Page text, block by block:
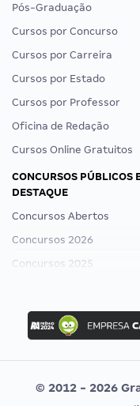
Pós-Graduação
Cursos por Concurso
Cursos por Carreira
Cursos por Estado
Cursos por Professor
Oficina de Redação
Cursos Online Gratuitos
CONCURSOS PÚBLICOS
DESTAQUE
Concursos Abertos
Concursos 2026
Concursos 2025
Concurso Ibama
Concurso MPU
Editais publicados
© 2012 - 2026